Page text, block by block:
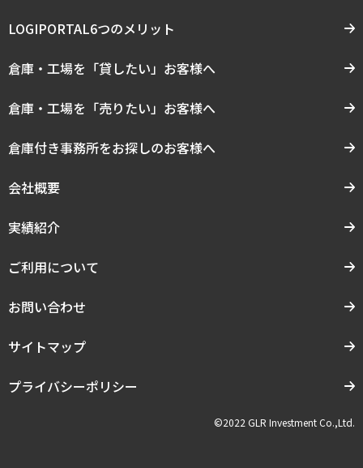
LOGIPORTAL6つのメリット
倉庫・工場を「貸したい」お客様へ
倉庫・工場を「売りたい」お客様へ
倉庫付き事務所をお探しのお客様へ
会社概要
実績紹介
ご利用について
お問い合わせ
サイトマップ
プライバシーポリシー
©2022 GLR Investment Co.,Ltd.